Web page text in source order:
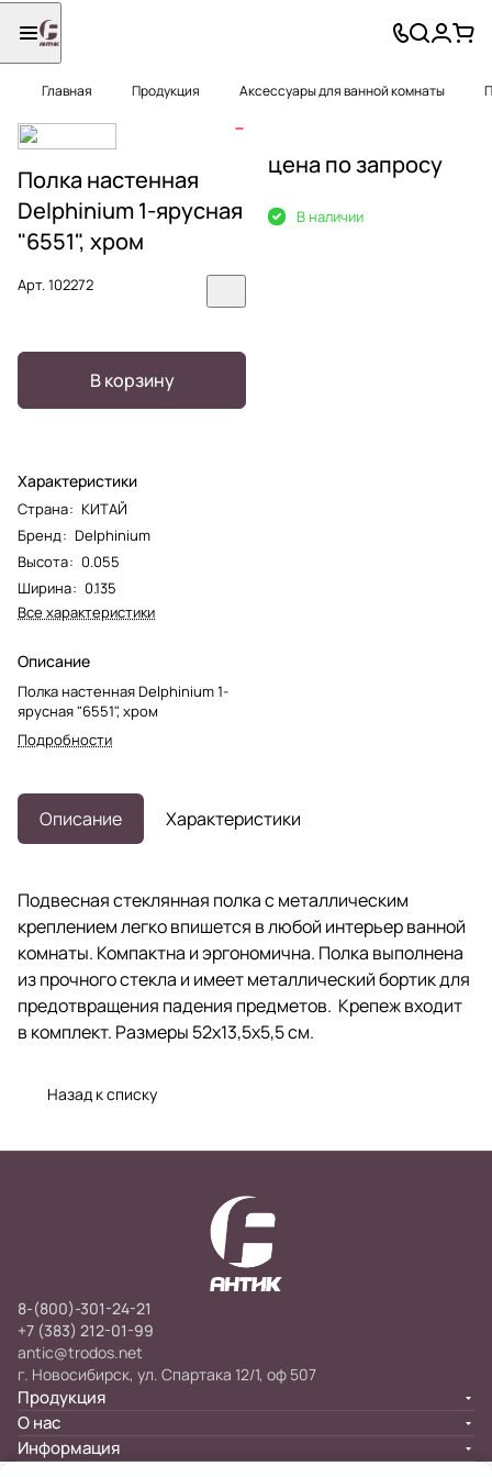
Главная Продукция Аксессуары для ванной комнаты
Полка настенная
Delphinium 1-ярусная
"6551", хром
Арт.102272
В корзину
Характеристики
Страна: КИТАЙ
Бренд: Delphinium
Высота: 0.055
Ширина: 0.135
Все характеристики
Описание
Полка настенная Delphinium 1-
ярусная "6551", хром
Подробности
цена по запросу
В наличии
Описание Характеристики
Подвесная стеклянная полка с металлическим
креплением легко впишется в любой интерьер ванной
комнаты. Компактна и эргономична. Полка выполнена
из прочного стекла и имеет металлический бортик для
предотвращения падения предметов. Крепеж входит
в комплект. Размеры 52х13,5х5,5 см.
Назад к списку
8-(800)-301-24-21
+7 (383) 212-01-99
antic@trodos.net
г. Новосибирск, ул. Спартака 12/1, оф 507
Продукция
О нас
Информация